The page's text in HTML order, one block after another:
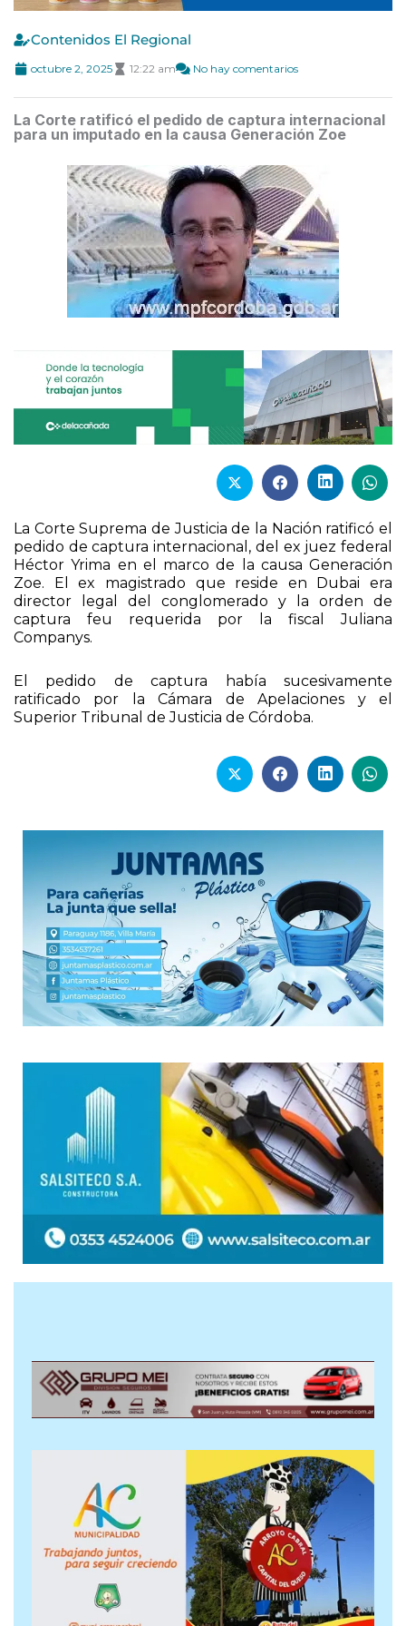
Contenidos El Regional
octubre 2, 2025 12:22 am No hay comentarios
La Corte ratificó el pedido de captura internacional
para un imputado en la causa Generación Zoe
La Corte Suprema de Justicia de la Nación ratificó el
pedido de captura internacional, del ex juez federal
Héctor Yrima en el marco de la causa Generación
Zoe. El ex magistrado que reside en Dubai era
director legal del conglomerado y la orden de
captura feu requerida por la fiscal Juliana
Companys.
El pedido de captura había sucesivamente
ratificado por la Cámara de Apelaciones y el
Superior Tribunal de Justicia de Córdoba.